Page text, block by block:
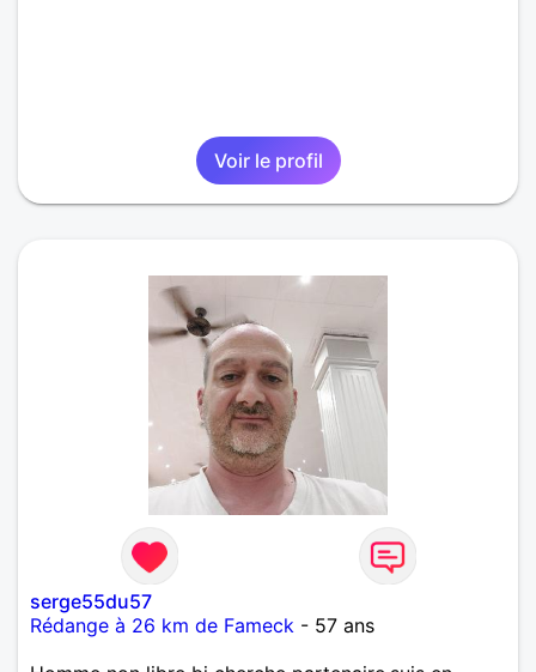
Voir le profil
serge55du57
Rédange à 26 km de Fameck - 57 ans